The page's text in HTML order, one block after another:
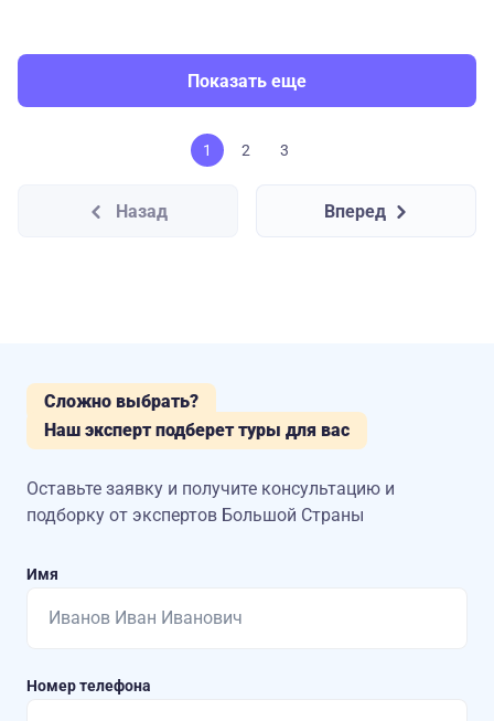
Показать еще
1 2 3
Назад Вперед
Сложно выбрать?
Наш эксперт подберет туры для вас
Оставьте заявку и получите консультацию и
подборку от экспертов Большой Страны
Имя
Номер телефона